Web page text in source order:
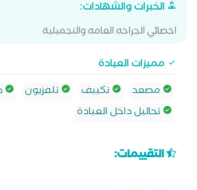
الخبرات والشهادات:
اخصائي الجراحه العامه والتجميلية
مميزات العيادة
مصعد
تكييف تلفزيون
تحاليل داخل العيادة
التقييمات: